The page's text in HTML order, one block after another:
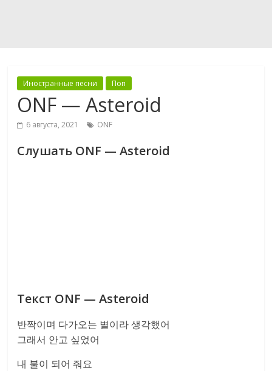
Иностранные песни Поп
ONF — Asteroid
6 августа, 2021 ONF
Слушать ONF — Asteroid
Текст ONF — Asteroid
반짝이며 다가오는 별이라 생각했어
그래서 안고 싶었어
내 불이 되어 줘요